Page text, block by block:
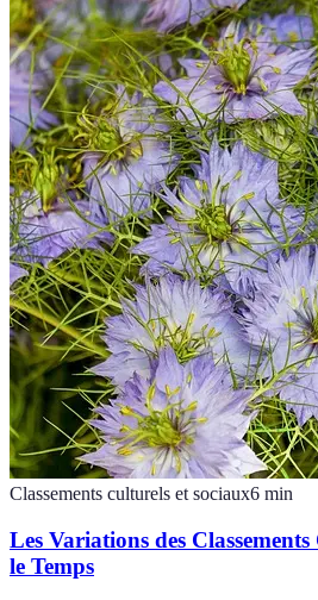
Classements culturels et sociaux6 min
Les Variations des
le Temps